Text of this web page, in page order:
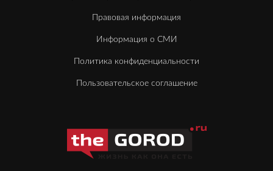
Правовая информация
Информация о СМИ
Политика конфиденциальности
Пользовательское соглашение